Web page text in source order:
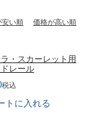
座卓
ちゃぶ台
安い順 価格が高い順
・スカーレット用
レール
税込
トに入れる